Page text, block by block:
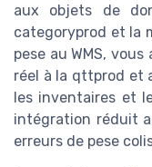
aux objets de
categoryprod et la
pese au WMS,
réel à la qttprod et
les inventaires et
intégration réduit
erreurs de pese